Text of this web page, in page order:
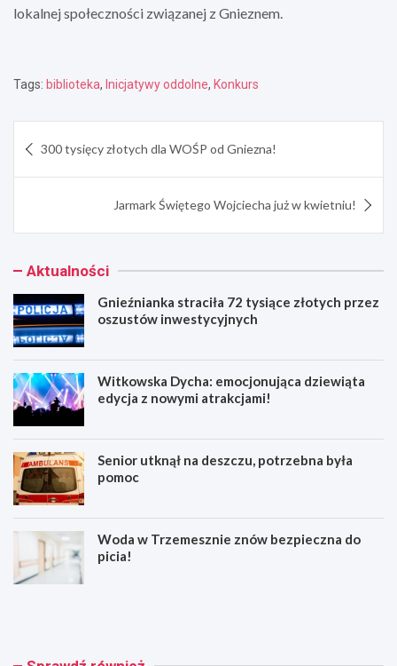
lokalnej społeczności związanej z Gnieznem.
Tags: biblioteka, Inicjatywy oddolne, Konkurs
wpisu
300 tysięcy złotych dla WOŚP od Gniezna!
Jarmark Świętego Wojciecha już w kwietniu!
Aktualności
Gnieźnianka straciła 72 tysiące złotych przez
oszustów inwestycyjnych
Witkowska Dycha: emocjonująca dziewiąta
edycja z nowymi atrakcjami!
Senior utknął na deszczu, potrzebna była
pomoc
Woda w Trzemesznie znów bezpieczna do
picia!
G
W